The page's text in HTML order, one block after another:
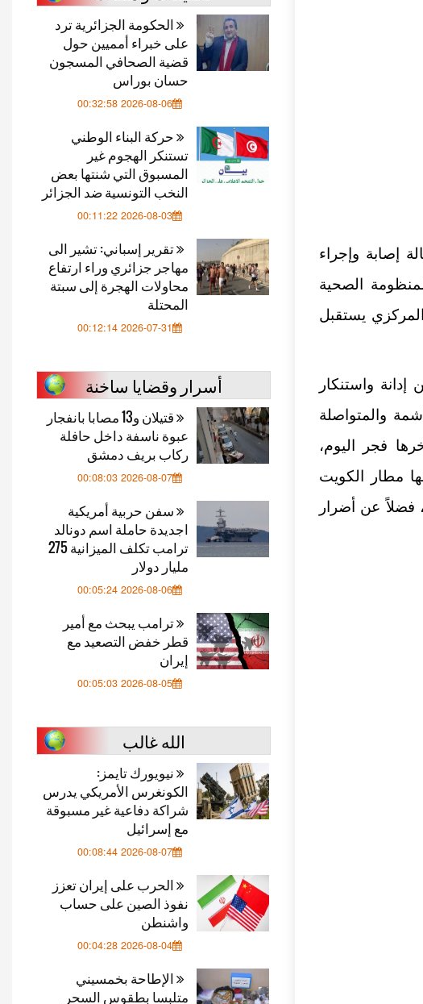
الحكومة الجزائرية ترد
على خبراء أمميين حول
قضية الصحافي المسجون
حسان بوراس
2026-08-06 00:32:58
حركة البناء الوطني
تستنكر الهجوم غير
المسبوق التي شنتها بعض
النخب التونسية ضد الجزائر
2026-08-03 00:11:22
تقرير إسباني: تشير الى
مهاجر جزائري وراء ارتفاع
محاولات الهجرة إلى سبتة
المحتلة
2026-07-31 00:12:14
أسرار وقضايا ساخنة
قتيلان و13 مصابا بانفجار
عبوة ناسفة داخل حافلة
ركاب بريف دمشق
2026-08-07 00:08:03
سفن حربية أمريكية
اجديدة حاملة اسم دونالد
ترامب تكلف الميزانية 275
مليار دولار
2026-08-06 00:05:24
ترامب يبحث مع أمير
قطر خفض التصعيد مع
إيران
2026-08-05 00:05:03
الله غالب
نيويورك تايمز:
الكونغرس الأمريكي يدرس
شراكة دفاعية غير مسبوقة
مع إسرائيل
2026-08-07 00:08:44
الحرب على إيران تعزز
نفوذ الصين على حساب
واشنطن
2026-08-04 00:04:28
الإطاحة بخمسيني
متلبسا بطقوس السحر
أعلنت وزارة الصحة الكويتية استقبال 63 حالة إصابة وإجراء
الصحية
يستقبل
واستنكار
والمتواصلة
فجر اليوم،
مطار الكويت
فضلاً عن أضرار